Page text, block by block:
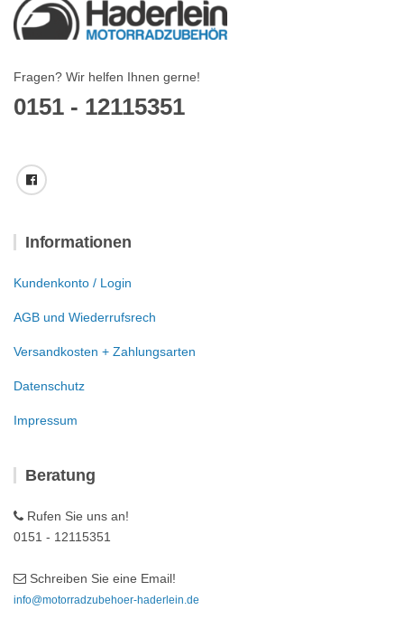
Fragen? Wir helfen Ihnen gerne!
0151 - 12115351
Informationen
Kundenkonto / Login
AGB und Wiederrufsrech
Versandkosten + Zahlungsarten
Datenschutz
Impressum
Beratung
Rufen Sie uns an!
0151 - 12115351
Schreiben Sie eine Email!
info@motorradzubehoer-haderlein.de